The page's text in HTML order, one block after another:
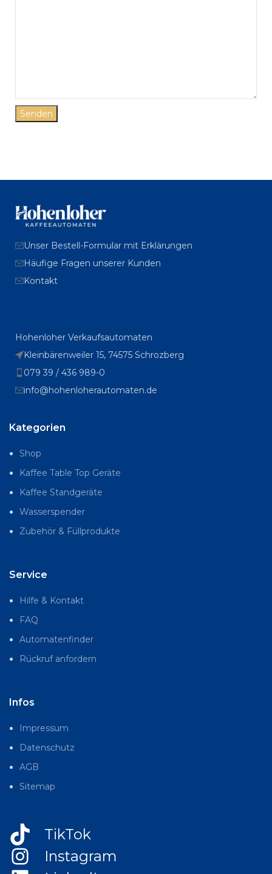
Senden
Unser Bestell-Formular mit Erklärungen
Häufige Fragen unserer Kunden
Kontakt
Hohenloher Verkaufsautomaten
Kleinbärenweiler 15, 74575 Schrozberg
079 39 / 436 989-0
info@hohenloherautomaten.de
Kategorien
Shop
Kaffee Table Top Geräte
Kaffee Standgeräte
Wasserspender
Zubehör & Füllprodukte
Service
Hilfe & Kontakt
FAQ
Automatenfinder
Rückruf anfordern
Infos
Impressum
Datenschutz
AGB
Sitemap
TikTok
Instagram